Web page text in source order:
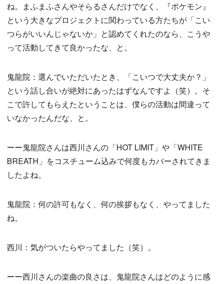
ね。まふまふさんやそらるさんだけでなく、『ポケモン』
という大きなプロジェクトに関わっている方たちが「こい
つらがいいんじゃないか」と認めてくれたのなら、こうや
って活動してきて良かったな、と。
鬼龍院：選んでいただいたとき、「こいつで大丈夫か？」
という話し合いが絶対にあったはずなんですよ（笑）。そ
こで許してもらえたということは、僕らの活動は間違って
いなかったんだな、と。
ーー鬼龍院さんは西川さんの「HOT LIMIT」や「WHITE
BREATH」をコスチューム込みで何度もカバーされてきま
したよね。
鬼龍院：何の許可もなく、何の挨拶もなく、やってました
ね。
西川：気がついたらやってました（笑）。
ーー西川さんの楽曲の良さは、鬼龍院さんはどのように感